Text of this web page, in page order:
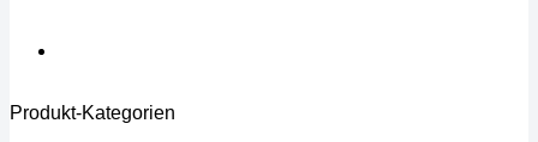
Produkt-Kategorien